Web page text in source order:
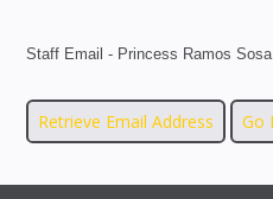
Staff Email - Princess Ramos Sosa